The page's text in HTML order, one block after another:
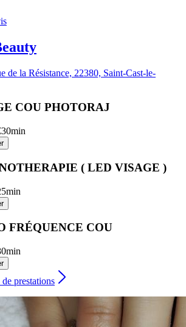
de la Résistance, 22380, Saint-Cast-le-
COU PHOTORAJ
30min
( LED VISAGE )
FRÉQUENCE COU
prestations